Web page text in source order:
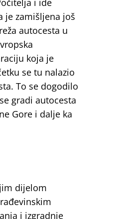
i ide
je zamišljena još
autocesta u
koja je
se tu nalazio
To se dogodilo
gradi autocesta
Gore i dalje ka
dijelom
i izgradnje